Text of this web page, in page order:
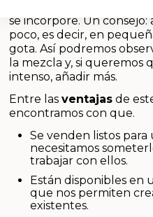
se incorpore. Un
poco, es decir, en
gota. Así podremos
la mezcla y, si
intenso, añadir más.
Entre las ventajasde
encontramos con que.
Se venden listos para
necesitamos
trabajar con ellos.
Están disponibles en
que nos permiten
existentes.